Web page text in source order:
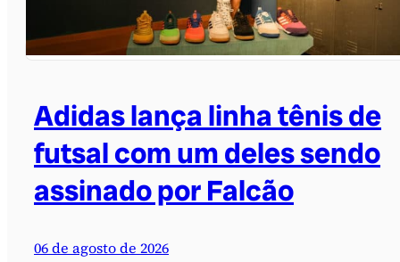
Adidas lança linha tênis de
futsal com um deles sendo
assinado por Falcão
06 de agosto de 2026